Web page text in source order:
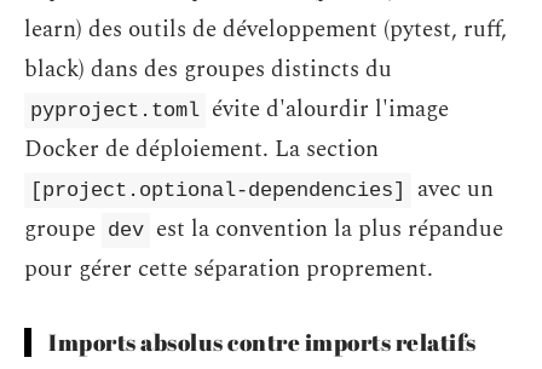
learn) des outils de développement (pytest, ruff,
black) dans des groupes distincts du
pyproject.toml évite d'alourdir l'image
Docker de déploiement. La section
[project.optional-dependencies]
avec un
groupe dev est la convention la plus répandue
pour gérer cette séparation proprement.
Imports absolus contre imports relatifs